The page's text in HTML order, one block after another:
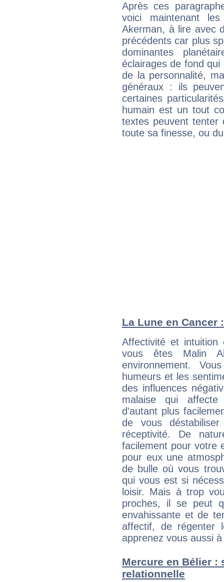
Après ces
voici maintenant
Akerman, à lire avec
précédents car plus
dominantes
éclairages de fond
de la personnalité,
généraux : ils
certaines
humain est un tout
textes peuvent tenter
toute sa finesse, ou
La Lune en Cancer
Affectivité et intuition
vous êtes Malin
environnement.
humeurs et les
des influences
malaise qui
d'autant plus
de vous
réceptivité. De
facilement pour votre
pour eux une
de bulle où vous
qui vous est si
loisir. Mais à trop
proches, il se peut
envahissante et de
affectif, de régenter
apprenez vous aussi
Mercure en Bélier :
relationnelle